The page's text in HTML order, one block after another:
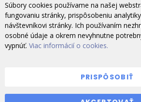
Súbory cookies používame na našej
fungovaniu stránky, prispôsobeniu
návštevníkovi stránky. Ich používaním
osobné údaje a okrem nevyhnutne
vypnúť. Viac informácií o cookies.
PRISPÔSOBIŤ